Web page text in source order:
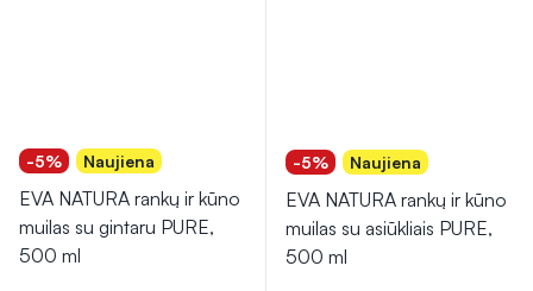
-5% Naujiena
EVA NATURA rankų ir kūno
muilas su gintaru PURE,
500 ml
-5% Naujiena
EVA NATURA rankų ir kūno
muilas su asiūkliais PURE,
500 ml